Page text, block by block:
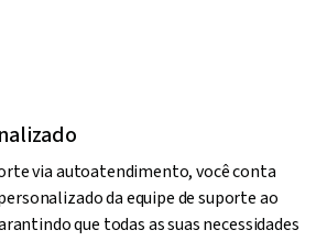
via autoatendimento, você conta
da equipe de suporte ao
que todas as suas necessidades